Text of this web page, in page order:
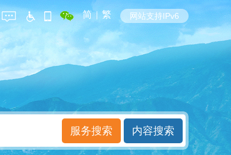
简 | 繁 网站支持IPv6